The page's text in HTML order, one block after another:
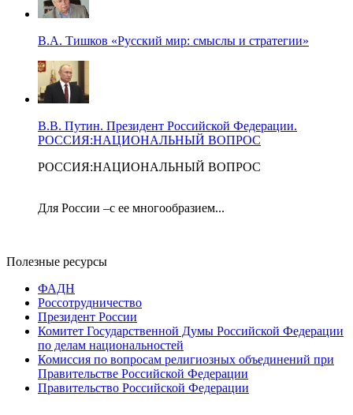
В.А. Тишков «Русский мир: смыслы и стратегии»
В.В. Путин. Президент Российской Федерации.
РОССИЯ:НАЦИОНАЛЬНЫЙ ВОПРОС
РОССИЯ:НАЦИОНАЛЬНЫЙ ВОПРОС
Для России –с ее многообразием...
Полезные ресурсы
ФАДН
Россотрудничество
Президент России
Комитет Государственной Думы Российской Федерации
по делам национальностей
Комиссия по вопросам религиозных объединений при
Правительстве Российской Федерации
Правительство Российской Федерации